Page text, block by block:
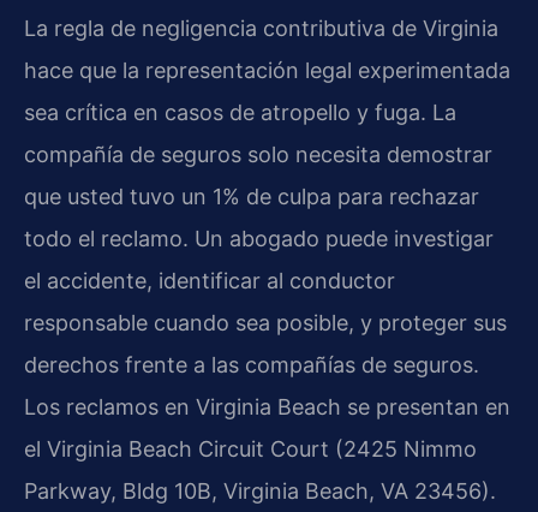
La regla de negligencia contributiva de Virginia
hace que la representación legal experimentada
sea crítica en casos de atropello y fuga. La
compañía de seguros solo necesita demostrar
que usted tuvo un 1% de culpa para rechazar
todo el reclamo. Un abogado puede investigar
el accidente, identificar al conductor
responsable cuando sea posible, y proteger sus
derechos frente a las compañías de seguros.
Los reclamos en Virginia Beach se presentan en
el Virginia Beach Circuit Court (2425 Nimmo
Parkway, Bldg 10B, Virginia Beach, VA 23456).